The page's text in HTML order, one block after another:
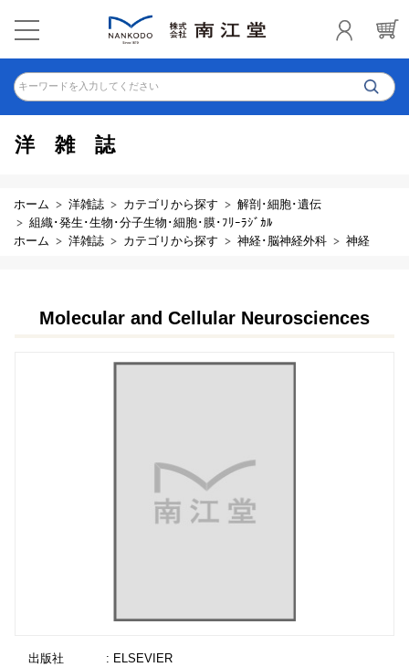
キーワードを入力してください
洋雑誌
ホーム 洋雑誌 カテゴリから探す
解剖･細胞･遺伝
組織･発生･生物･分子生物･細胞･膜･ﾌﾘｰﾗｼﾞｶﾙ
ホーム
洋雑誌 カテゴリから探す 神経･脳神経外科 神経
Molecular and Cellular Neurosciences
出版社
: ELSEVIER